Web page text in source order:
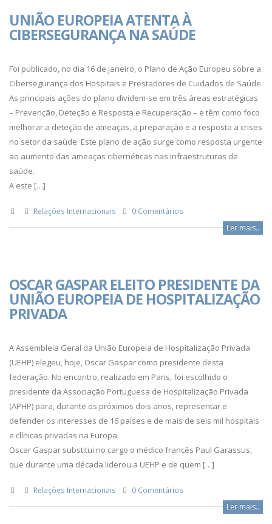
UNIÃO EUROPEIA ATENTA À
CIBERSEGURANÇA NA SAÚDE
Foi publicado, no dia 16 de janeiro, o Plano de Ação Europeu sobre a
Cibersegurança dos Hospitais e Prestadores de Cuidados de Saúde.
As principais ações do plano dividem-se em três áreas estratégicas
– Prevenção, Deteção e Resposta e Recuperação – e têm como foco
melhorar a deteção de ameaças, a preparação e a resposta a crises
no setor da saúde. Este plano de ação surge como resposta urgente
ao aumento das ameaças cibernéticas nas infraestruturas de
saúde.
A este […]
Relações Internacionais 0 Comentários
Ler mais..
OSCAR GASPAR ELEITO PRESIDENTE DA
UNIÃO EUROPEIA DE HOSPITALIZAÇÃO
PRIVADA
A Assembleia Geral da União Europeia de Hospitalização Privada
(UEHP) elegeu, hoje, Oscar Gaspar como presidente desta
federação. No encontro, realizado em Paris, foi escolhido o
presidente da Associação Portuguesa de Hospitalização Privada
(APHP) para, durante os próximos dois anos, representar e
defender os interesses de 16 países e de mais de seis mil hospitais
e clínicas privadas na Europa.
Oscar Gaspar substitui no cargo o médico francês Paul Garassus,
que durante uma década liderou a UEHP e de quem […]
Relações Internacionais 0 Comentários
Ler mais..